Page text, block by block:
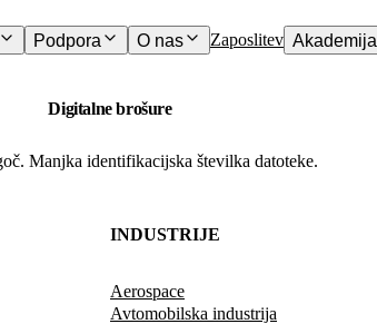
Podpora O nas Zaposlitev Akademija
Digitalne brošure
Manjka identifikacijska številka datoteke.
INDUSTRIJE
Aerospace
Avtomobilska industrija